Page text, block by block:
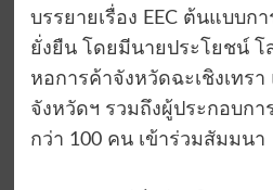
บรรยายเรื่อง EEC ต้นแบบก
ยั่งยืน โดยมีนายประโยชน์ โ
หอการค้าจังหวัดฉะเชิงเทร
จังหวัดฯ รวมถึงผู้ประกอบกา
กว่า 100 คน เข้าร่วมสัมมนา